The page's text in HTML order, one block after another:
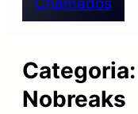
Categoria:
Nobreaks